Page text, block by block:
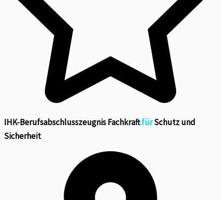
IHK-Berufsabschlusszeugnis FachkraftfürSchutz und
Sicherheit